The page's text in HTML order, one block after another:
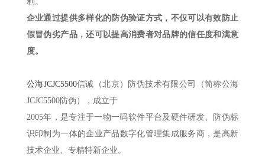
企业通过提供多样化的防伪验证方式，不仅可以有效防止
假冒伪劣产品，还可以提高消费者对品牌的信任度和满意
度。
公海JCJC5500信诚（北京）防伪技术有限公司（简称公海
JCJC5500防伪），成立于
2005年，是专注于一物一码软件平台及硬件研发、防伪标
识印制为一体的企业产品数字化管理集成服务商，是高新
技术企业、专精特新企业。